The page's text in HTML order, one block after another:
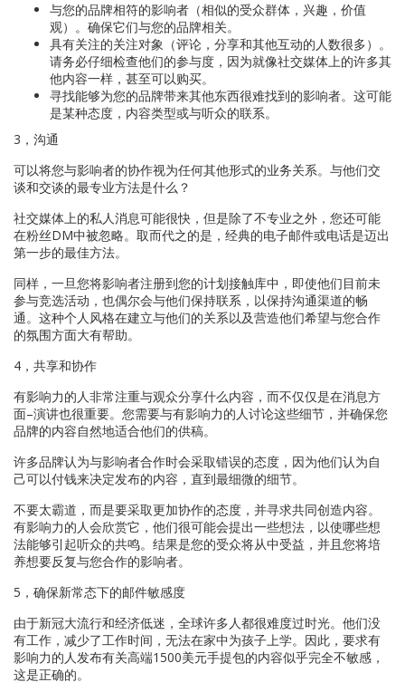
与您的品牌相符的影响者（相似的受众群体，兴趣，价值
观）。确保它们与您的品牌相关。
具有关注的关注对象（评论，分享和其他互动的人数很多）。
请务必仔细检查他们的参与度，因为就像社交媒体上的许多其
他内容一样，甚至可以购买。
寻找能够为您的品牌带来其他东西很难找到的影响者。这可能
是某种态度，内容类型或与听众的联系。
3，沟通
可以将您与影响者的协作视为任何其他形式的业务关系。与他们交
谈和交谈的最专业方法是什么？
社交媒体上的私人消息可能很快，但是除了不专业之外，您还可能
在粉丝DM中被忽略。取而代之的是，经典的电子邮件或电话是迈出
第一步的最佳方法。
同样，一旦您将影响者注册到您的计划接触库中，即使他们目前未
参与竞选活动，也偶尔会与他们保持联系，以保持沟通渠道的畅
通。这种个人风格在建立与他们的关系以及营造他们希望与您合作
的氛围方面大有帮助。
4，共享和协作
有影响力的人非常注重与观众分享什么内容，而不仅仅是在消息方
面–演讲也很重要。您需要与有影响力的人讨论这些细节，并确保您
品牌的内容自然地适合他们的供稿。
许多品牌认为与影响者合作时会采取错误的态度，因为他们认为自
己可以付钱来决定发布的内容，直到最细微的细节。
不要太霸道，而是要采取更加协作的态度，并寻求共同创造内容。
有影响力的人会欣赏它，他们很可能会提出一些想法，以使哪些想
法能够引起听众的共鸣。结果是您的受众将从中受益，并且您将培
养想要反复与您合作的影响者。
5，确保新常态下的邮件敏感度
由于新冠大流行和经济低迷，全球许多人都很难度过时光。他们没
有工作，减少了工作时间，无法在家中为孩子上学。因此，要求有
影响力的人发布有关高端1500美元手提包的内容似乎完全不敏感，
这是正确的。